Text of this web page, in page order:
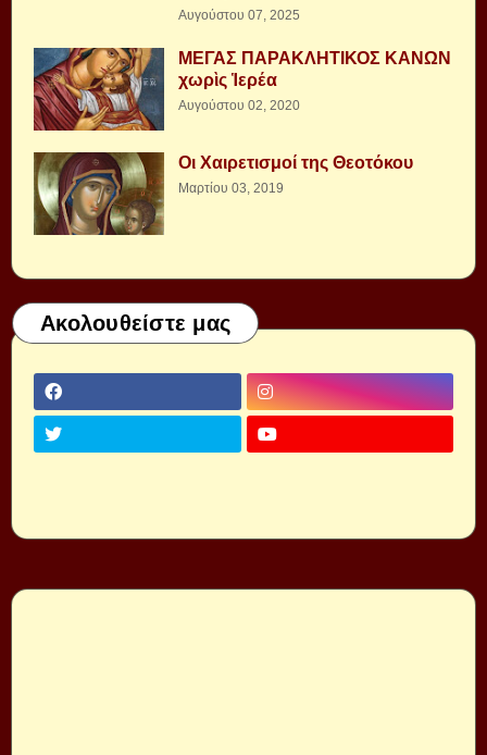
Αυγούστου 07, 2025
ΜΕΓΑΣ ΠΑΡΑΚΛΗΤΙΚΟΣ ΚΑΝΩΝ
χωρὶς Ἱερέα
Αυγούστου 02, 2020
Οι Χαιρετισμοί της Θεοτόκου
Μαρτίου 03, 2019
Ακολουθείστε μας